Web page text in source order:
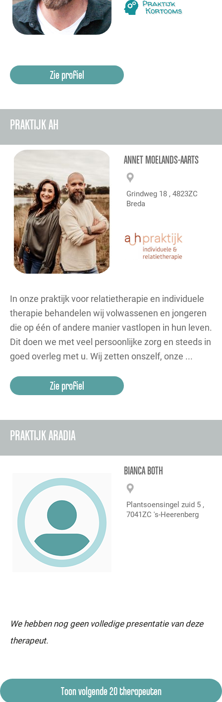
Zie profiel
PRAKTIJK AH
ANNET MOELANDS-AARTS
Grindweg 18 , 4823ZC
Breda
In onze praktijk voor relatietherapie en individuele
therapie behandelen wij volwassenen en jongeren
die op één of andere manier vastlopen in hun leven.
Dit doen we met veel persoonlijke zorg en steeds in
goed overleg met u. Wij zetten onszelf, onze ...
Zie profiel
PRAKTIJK ARADIA
BIANCA BOTH
Plantsoensingel zuid 5 ,
7041ZC 's-Heerenberg
We hebben nog geen volledige presentatie van deze
therapeut.
Toon volgende 20 therapeuten